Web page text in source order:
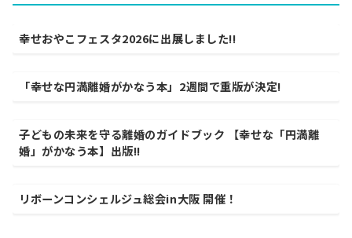
幸せおやこフェスタ2026に出展しました!!
「幸せな円満離婚がかなう本」2週間で重版が決定!
子どもの未来を守る離婚のガイドブック 【幸せな「円満離
婚」がかなう本】出版!!
リボーンコンシェルジュ総会in大阪 開催！